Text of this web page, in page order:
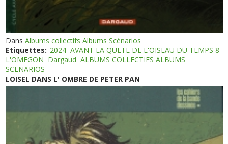
DansAlbums collectifs Albums Scénarios
Etiquettes: 2024 AVANT LA QUETE DE L'OISEAU DU TEMPS 8
L'OMEGON Dargaud ALBUMS COLLECTIFS ALBUMS
SCENARIOS
LOISEL DANS L' OMBRE DE PETER PAN